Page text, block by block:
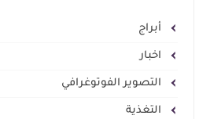
أبراج
اخبار
التصوير الفوتوغرافي
التغذية